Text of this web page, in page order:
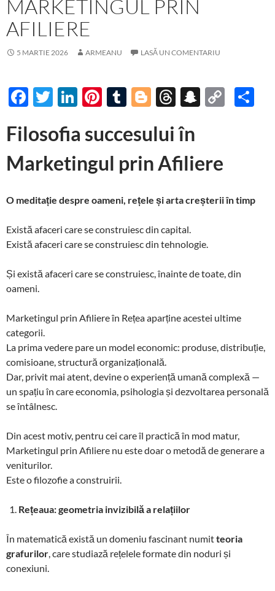
MARKETINGUL PRIN
AFILIERE
5 MARTIE 2026 ARMEANU LASĂ UN COMENTARIU
F
e
b
o
o
T
itt
er
Li
k
e
dI
n
Pi
er
es
t
T
m
bl
r
Bl
gg
er
T
e
a
ds
S
p
c
h
C
n
ă
Filosofia succesului în
Marketingul prin Afiliere
O meditație despre oameni, rețele și arta creșterii în timp
Există afaceri care se construiesc din capital.
Există afaceri care se construiesc din tehnologie.
Și există afaceri care se construiesc, înainte de toate, din
oameni.
Marketingul prin Afiliere în Rețea aparține acestei ultime
categorii.
La prima vedere pare un model economic: produse, distribuție,
comisioane, structură organizațională.
Dar, privit mai atent, devine o experiență umană complexă —
un spațiu în care economia, psihologia și dezvoltarea personală
se întâlnesc.
Din acest motiv, pentru cei care îl practică în mod matur,
Marketingul prin Afiliere nu este doar o metodă de generare a
veniturilor.
Este o filozofie a construirii.
Rețeaua: geometria invizibilă a relațiilor
În matematică există un domeniu fascinant numitteoria
grafurilor, care studiază rețelele formate din noduri și
conexiuni.